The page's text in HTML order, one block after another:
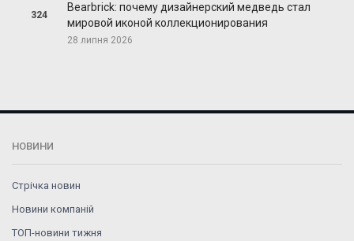
324
Bearbrick: почему дизайнерский медведь стал
мировой иконой коллекционирования
28 липня 2026
НОВИНИ
Стрічка новин
Новини компаній
ТОП-новини тижня